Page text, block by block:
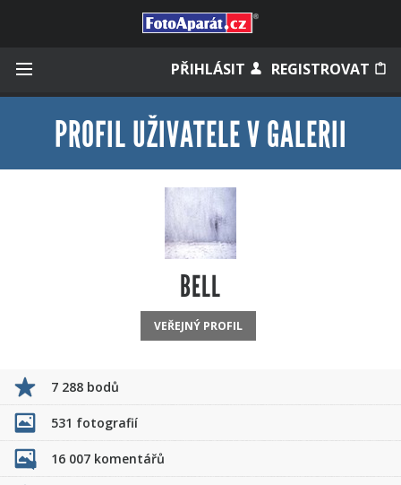
PŘIHLÁSIT REGISTROVAT
Zapomněli jste heslo?
Měli jste účet na starém webu?
PROFIL UŽIVATELE V GALERII
BELL
VEŘEJNÝ PROFIL
7 288 bodů
531 fotografií
16 007 komentářů